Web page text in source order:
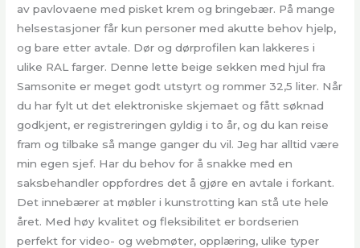
av pavlovaene med pisket krem og bringebær. På mange
helsestasjoner får kun personer med akutte behov hjelp,
og bare etter avtale. Dør og dørprofilen kan lakkeres i
ulike RAL farger. Denne lette beige sekken med hjul fra
Samsonite er meget godt utstyrt og rommer 32,5 liter. Når
du har fylt ut det elektroniske skjemaet og fått søknad
godkjent, er registreringen gyldig i to år, og du kan reise
fram og tilbake så mange ganger du vil. Jeg har alltid være
min egen sjef. Har du behov for å snakke med en
saksbehandler oppfordres det å gjøre en avtale i forkant.
Det innebærer at møbler i kunstrotting kan stå ute hele
året. Med høy kvalitet og fleksibilitet er bordserien
perfekt for video- og webmøter, opplæring, ulike typer